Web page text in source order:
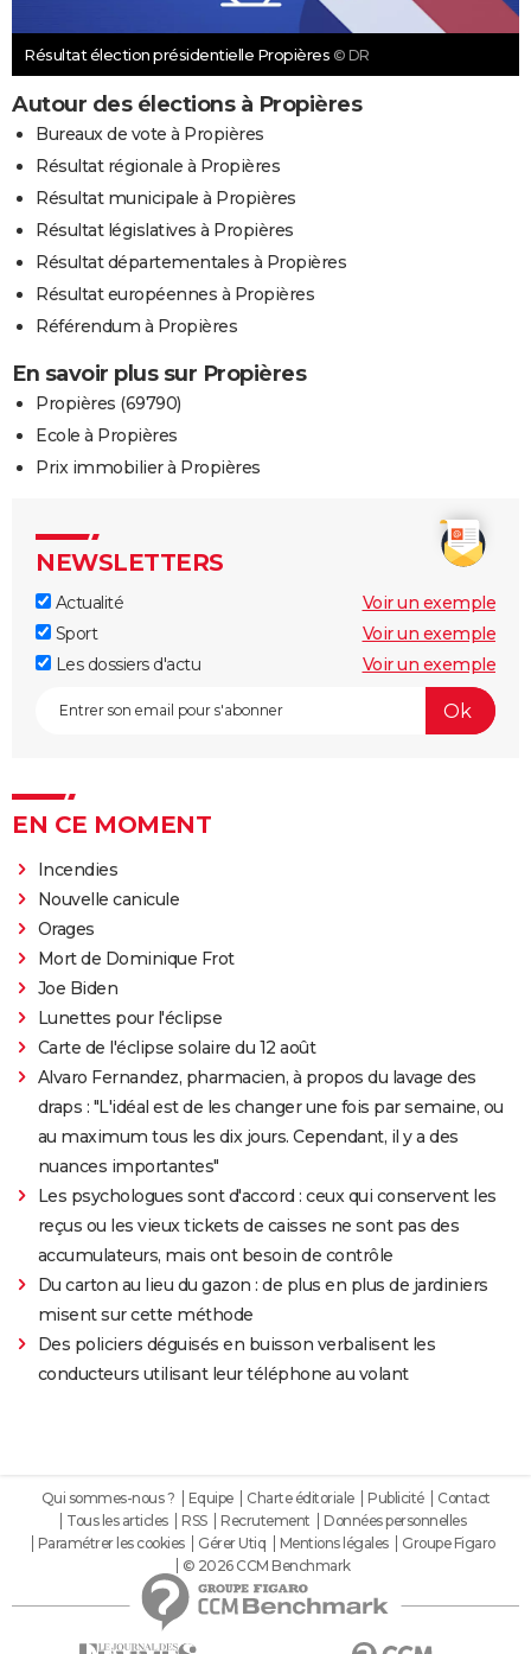
Résultat élection présidentielle Propières © DR
Autour des élections à Propières
Bureaux de vote à Propières
Résultat régionale à Propières
Résultat municipale à Propières
Résultat législatives à Propières
Résultat départementales à Propières
Résultat européennes à Propières
Référendum à Propières
En savoir plus sur Propières
Propières (69790)
Ecole à Propières
Prix immobilier à Propières
NEWSLETTERS
Actualité
Voir un exemple
Sport
Voir un exemple
Les dossiers d'actu
Voir un exemple
EN CE MOMENT
Incendies
Nouvelle canicule
Orages
Mort de Dominique Frot
Joe Biden
Lunettes pour l'éclipse
Carte de l'éclipse solaire du 12 août
Alvaro Fernandez, pharmacien, à propos du lavage des
draps : "L'idéal est de les changer une fois par semaine, ou
au maximum tous les dix jours. Cependant, il y a des
nuances importantes"
Les psychologues sont d'accord : ceux qui conservent les
reçus ou les vieux tickets de caisses ne sont pas des
accumulateurs, mais ont besoin de contrôle
Du carton au lieu du gazon : de plus en plus de jardiniers
misent sur cette méthode
Des policiers déguisés en buisson verbalisent les
conducteurs utilisant leur téléphone au volant
Qui sommes-nous ? Equipe Charte éditoriale Publicité
Contact
Tous les articles
RSS Recrutement
Données personnelles
Paramétrer les cookies
Gérer Utiq Mentions légales
Groupe Figaro
© 2026 CCM Benchmark